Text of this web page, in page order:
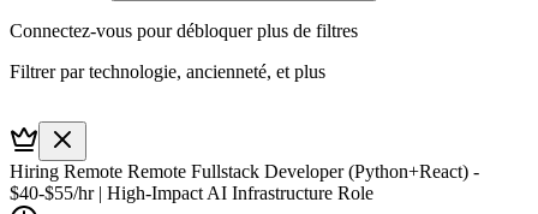
Connectez-vous pour débloquer plus de filtres
Filtrer par technologie, ancienneté, et plus
Hiring Remote Remote Fullstack Developer (Python+React) -
$40-$55/hr | High-Impact AI Infrastructure Role